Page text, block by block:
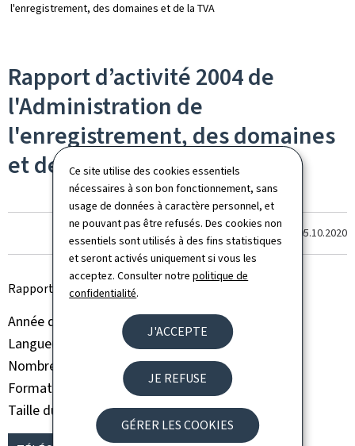
Ce site utilise des cookies essentiels
nécessaires à son bon fonctionnement, sans
usage de données à caractère personnel, et
ne pouvant pas être refusés. Des cookies non
essentiels sont utilisés à des fins statistiques
et seront activés uniquement si vous les
acceptez. Consulter notrepolitique de
confidentialité.
J'ACCEPTE
JE REFUSE
GÉRER LES COOKIES
l'enregistrement, des domaines et de la TVA
Rapport d’activité 2004 de
l'Administration de
l'enregistrement, des domaines
et de la TVA
Dernière modification le 05.10.2020
Rapport d'activité annuel AED 2004
Année de parution
2004
Langue(s)
Français
Nombre de pages
35 page(s)
Format du document
Pdf
Taille du fichier
488 Ko